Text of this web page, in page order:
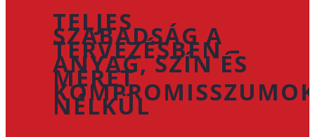
TELJES
SZABADSÁG A
TERVEZÉSBEN –
ANYAG, SZÍN ÉS
MÉRET
NÉLKÜL